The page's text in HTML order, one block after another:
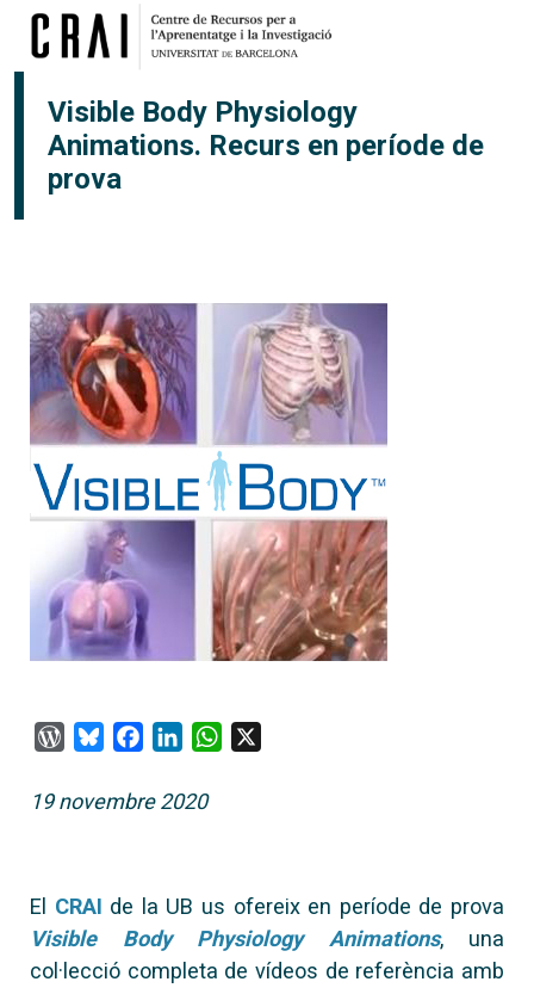
Vés al contingut
Visible Body Physiology
Animations. Recurs en període de
prova
WordPress
BlueskyFacebook
LinkedInWhatsApp
19 novembre 2020
El CRAI de la UB us ofereix en període de prova
Visible Body Physiology Animations, una
col·lecció completa de vídeos de referència amb